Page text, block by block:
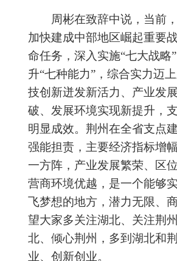
周彬在致辞中说，当前
加快建成中部地区崛起重要
命任务，深入实施“七大战略
升“七种能力”，综合实力迈
技创新迸发新活力、产业发
破、发展环境实现新提升，
明显成效。荆州在全省支点
强能担责，主要经济指标增
一方阵，产业发展繁荣、区位
营商环境优越，是一个能够
飞梦想的地方，潜力无限、
望大家多关注湖北、关注荆
北、倾心荆州，多到湖北和
业、创新创业。